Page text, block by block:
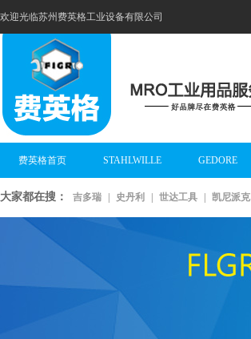
欢迎光临苏州费英格工业设备有限公司
费英格首页 STAHLWILLE GEDORE
大家都在搜： 吉多瑞 史丹利 世达工具 凯尼派克